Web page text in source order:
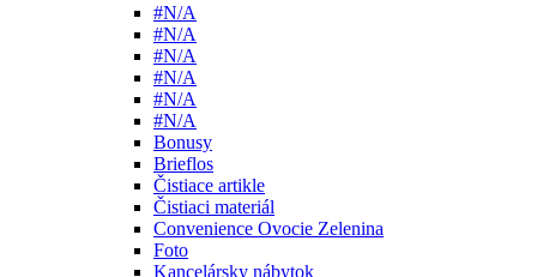
#N/A
#N/A
#N/A
#N/A
#N/A
#N/A
Bonusy
Brieflos
Čistiace artikle
Čistiaci materiál
Convenience Ovocie Zelenina
Foto
Kancelársky nábytok